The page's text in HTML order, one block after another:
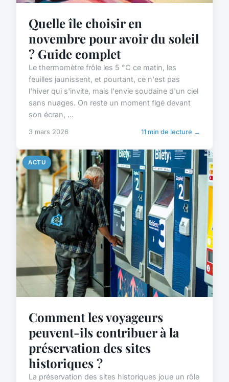
Quelle île choisir en
novembre pour avoir du soleil
? Guide complet
Le thermomètre frôle les 5 °C ce matin, les
feuilles jaunissent, et pourtant, ce n'est pas
l'hiver qui s'invite, mais l'envie soudaine d'un ciel
sans nuages. On reste un moment figé devant
son écran, ...
3 mars 2026 11 min de lecture →
ACTU
Comment les voyageurs
peuvent-ils contribuer à la
préservation des sites
historiques ?
La préservation des sites historiques joue un rôle